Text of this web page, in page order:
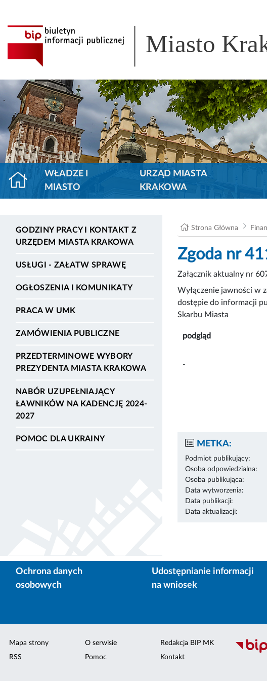
Miasto
WŁADZE I
MIASTO
URZĄD MIASTA
KRAKOWA
GODZINY PRACY I KONTAKT Z
URZĘDEM MIASTA KRAKOWA
USŁUGI - ZAŁATW SPRAWĘ
OGŁOSZENIA I KOMUNIKATY
PRACA W UMK
ZAMÓWIENIA PUBLICZNE
PRZEDTERMINOWE WYBORY
PREZYDENTA MIASTA KRAKOWA
NABÓR UZUPEŁNIAJĄCY
ŁAWNIKÓW NA KADENCJĘ 2024-
2027
POMOC DLA UKRAINY
Strona Główna
Zgoda nr
Załącznik aktualny nr
Wyłączenie jawności w
dostępie do informacji
Skarbu Miasta
podgląd
-
METKA:
Podmiot publikujący:
Osoba odpowiedzialna:
Osoba publikująca:
Data wytworzenia:
Data publikacji:
Data aktualizacji:
Ochrona danych
osobowych
Udostępnianie informacji
na wniosek
Mapa strony
RSS
O serwisie
Pomoc
Redakcja BIP MK
Kontakt